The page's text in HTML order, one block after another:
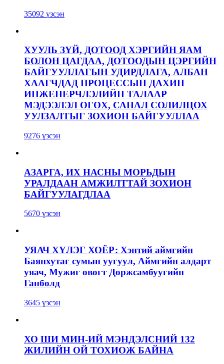
35092 үзсэн
ХУУЛЬ ЗҮЙ, ДОТООД ХЭРГИЙН ЯАМ
БОЛОН ЦАГДАА, ДОТООДЫН ЦЭРГИЙН
БАЙГУУЛЛАГЫН УДИРДЛАГА, АЛБАН
ХААГЧДАД ПРОЦЕССЫН ДАХИН
ИНЖЕНЕРЧЛЭЛИЙН ТАЛААР
МЭДЭЭЛЭЛ ӨГӨХ, САНАЛ СОЛИЛЦОХ
УУЛЗАЛТЫГ ЗОХИОН БАЙГУУЛЛАА
9276 үзсэн
АЗАРГА, ИХ НАСНЫ МОРЬДЫН
УРАЛДААН АМЖИЛТТАЙ ЗОХИОН
БАЙГУУЛАГДЛАА
5670 үзсэн
УЯАЧ ХҮЛЭГ ХОЁР: Хэнтий аймгийн
Баянхутаг сумын уугуул, Аймгийн алдарт
уяач, Мужиг овогт Доржсамбуугийн
Ганболд
3645 үзсэн
ХО ШИ МИН-ИЙ МЭНДЭЛСНИЙ 132
ЖИЛИЙН ОЙ ТОХИОЖ БАЙНА